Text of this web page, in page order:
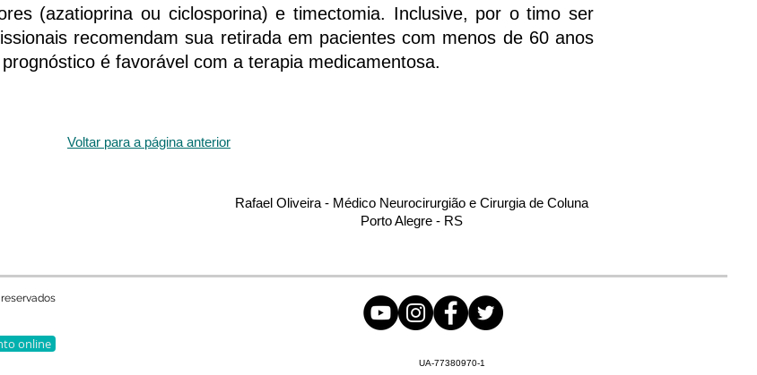
(azatioprina ou ciclosporina) e timectomia. Inclusive, por o timo ser
recomendam sua retirada em pacientes com menos de 60 anos
é favorável com a terapia medicamentosa.
Voltar para a página anterior
Rafael Oliveira - Médico Neurocirurgião e Cirurgia de Coluna
Porto Alegre - RS
online
UA-77380970-1